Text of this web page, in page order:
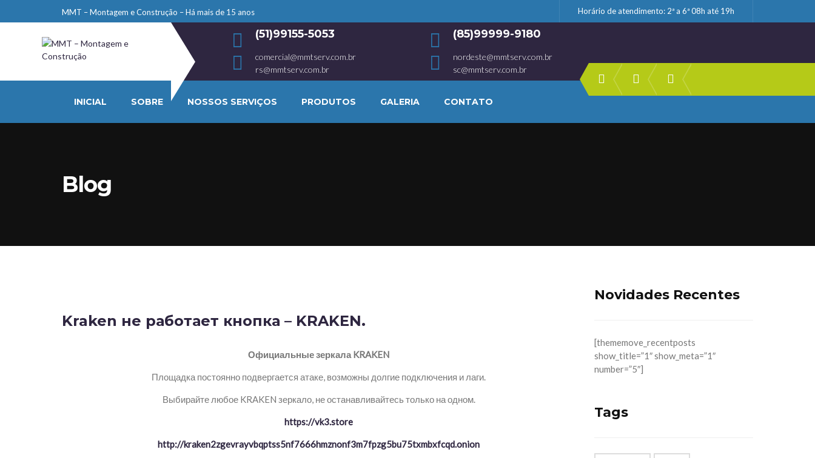
MMT – Montagem e Construção – Há mais de 15 anos Horário de atendimento: 2ª a 6ª 08h até 19h
(51)99155-5053 (85)99999-9180
comercial@mmtserv.com.br
rs@mmtserv.com.br
nordeste@mmtserv.com.br
sc@mmtserv.com.br
INICIAL SOBRE NOSSOS SERVIÇOS PRODUTOS GALERIA CONTATO
Blog
Kraken не работает кнопка – KRAKEN.
Официальные зеркала KRAKEN
Площадка постоянно подвергается атаке, возможны долгие подключения и лаги.
Выбирайте любое KRAKEN зеркало, не останавливайтесь только на одном.
https://vk3.store
http://kraken2zgevrayvbqptss5nf7666hmznonf3m7fpzg5bu75txmbxfcqd.onion
Novidades Recentes
[thememove_recentposts
show_title=”1″ show_meta=”1″
number=”5″]
Tags